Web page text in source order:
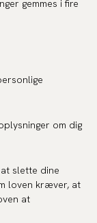
gemmes i fire
om dig
slette dine
loven kræver, at
at